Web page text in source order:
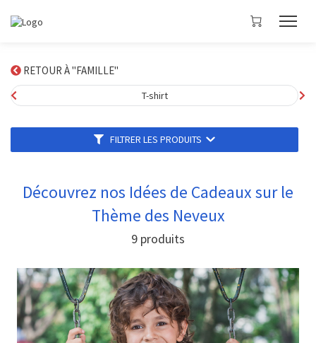
RETOUR À "FAMILLE"
T-shirt
FILTRER LES PRODUITS
Découvrez nos Idées de Cadeaux sur le
Thème des Neveux
9 produits